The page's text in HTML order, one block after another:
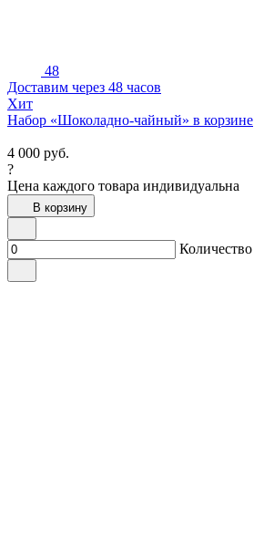
48
Доставим через 48 часов
Хит
Набор «Шоколадно-чайный» в корзине
4 000 руб.
?
Цена каждого товара индивидуальна
В корзину
Количество